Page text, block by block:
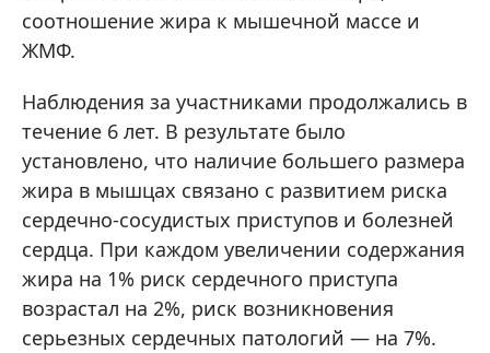
соотношение жира к мышечной массе и
ЖМФ.
Наблюдения за участниками продолжались в
течение 6 лет. В результате было
установлено, что наличие большего размера
жира в мышцах связано с развитием риска
сердечно-сосудистых приступов и болезней
сердца. При каждом увеличении содержания
жира на 1% риск сердечного приступа
возрастал на 2%, риск возникновения
серьезных сердечных патологий — на 7%.